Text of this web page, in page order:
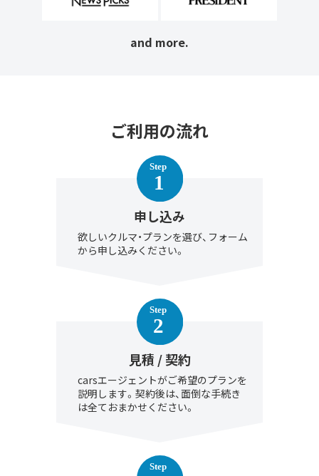
and more.
ご利用の流れ
申し込み
欲しいクルマ・プランを選び、フォーム
から申し込みください。
見積 / 契約
carsエージェントがご希望のプランを
説明します。契約後は、面倒な手続き
は全ておまかせください。